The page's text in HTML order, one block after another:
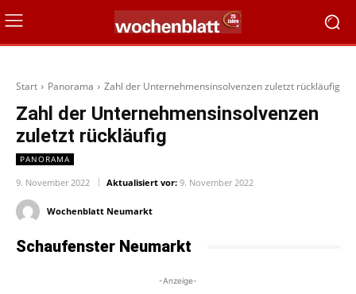
Start Panorama Zahl der Unternehmensinsolvenzen zuletzt rückläufig
Zahl der Unternehmensinsolvenzen
zuletzt rückläufig
PANORAMA
9. November 2022 Aktualisiert vor: 9. November 2022
Wochenblatt Neumarkt
Schaufenster Neumarkt
-Anzeige-